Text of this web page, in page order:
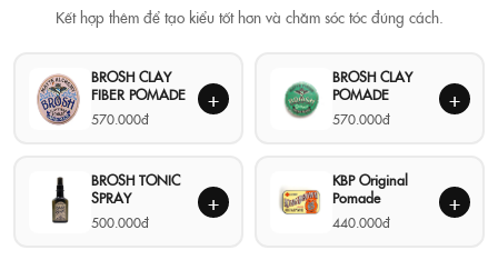
Kết hợp thêm để tạo kiểu tốt hơn và chăm sóc tóc đúng cách.
BROSH CLAY
FIBER POMADE
570.000đ
+
BROSH CLAY
POMADE
570.000đ
+
BROSH TONIC
SPRAY
500.000đ
+
KBP Original
Pomade
440.000đ
+